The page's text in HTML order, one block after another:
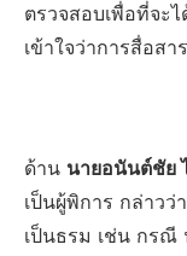
ตรวจสอบเพื่อที่จะ
เข้าใจว่าการสื่อส
ด้าน นายอนันต์ชัย
เป็นผู้พิการ กล่าว
เป็นธรม เช่น กรณี